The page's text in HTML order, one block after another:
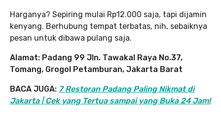
Harganya? Sepiring mulai Rp12.000 saja, tapi dijamin
kenyang. Berhubung tempat terbatas, nih, sebaiknya
pesan untuk dibawa pulang saja.
Alamat: Padang 99 Jln. Tawakal Raya No.37,
Tomang, Grogol Petamburan, Jakarta Barat
BACA JUGA: 7 Restoran Padang Paling Nikmat di
Jakarta | Cek yang Tertua sampai yang Buka 24 Jam!